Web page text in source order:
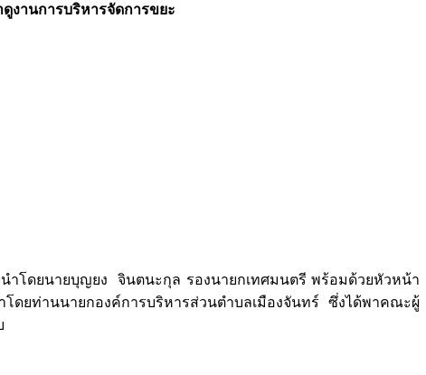
งานการบริหารจัดการขยะ
ำโดยนายบุญยง จินตนะกุล รองนายกเทศมนตรี พร้อมด้วยหัวหน้า
ดยท่านนายกองค์การบริหารส่วนตำบลเมืองจันทร์ ซึ่งได้พาคณะผู้